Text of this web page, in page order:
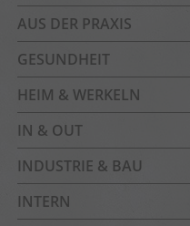
AUS DER PRAXIS
GESUNDHEIT
HEIM & WERKELN
IN & OUT
INDUSTRIE & BAU
INTERN